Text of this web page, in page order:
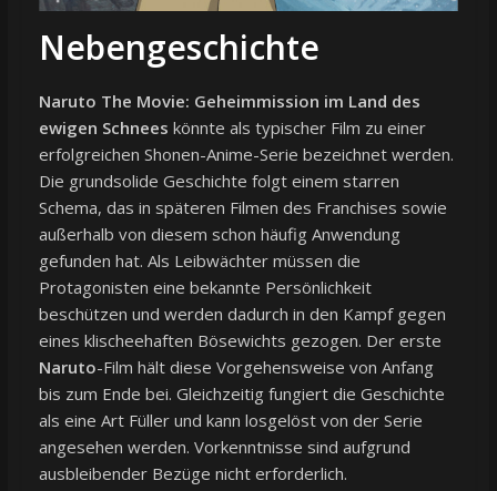
Nebengeschichte
Naruto The Movie: Geheimmission im Land des
ewigen Schnees könnte als typischer Film zu einer
erfolgreichen Shonen-Anime-Serie bezeichnet werden.
Die grundsolide Geschichte folgt einem starren
Schema, das in späteren Filmen des Franchises sowie
außerhalb von diesem schon häufig Anwendung
gefunden hat. Als Leibwächter müssen die
Protagonisten eine bekannte Persönlichkeit
beschützen und werden dadurch in den Kampf gegen
eines klischeehaften Bösewichts gezogen. Der erste
Naruto-Film hält diese Vorgehensweise von Anfang
bis zum Ende bei. Gleichzeitig fungiert die Geschichte
als eine Art Füller und kann losgelöst von der Serie
angesehen werden. Vorkenntnisse sind aufgrund
ausbleibender Bezüge nicht erforderlich.